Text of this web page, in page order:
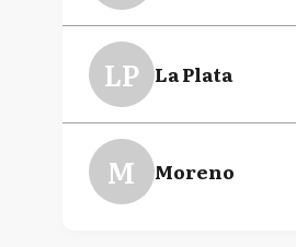
LP La Plata
M Moreno